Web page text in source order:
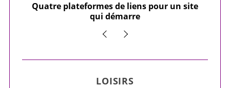
Quatre plateformes de liens pour un site
qui démarre
LOISIRS